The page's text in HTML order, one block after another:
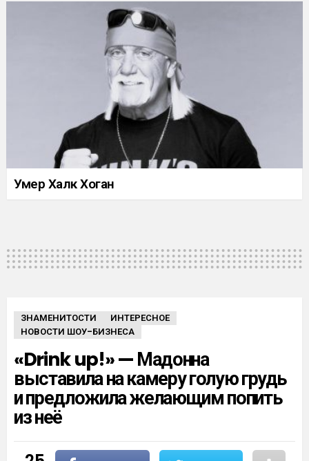
Умер Халк Хоган
ЗНАМЕНИТОСТИ
ИНТЕРЕСНОЕ
НОВОСТИ ШОУ-БИЗНЕСА
«Drink up!» — Мадонна
выставила на камеру голую грудь
и предложила желающим попить
из неё